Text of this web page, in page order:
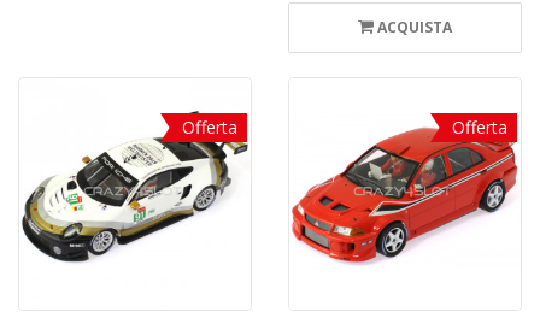
ACQUISTA
Offerta Offerta